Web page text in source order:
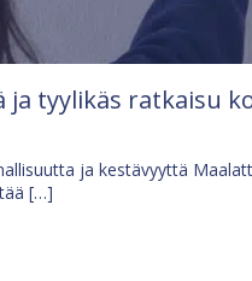
tyylikäs ratkaisu
ja kestävyyttä
[…]